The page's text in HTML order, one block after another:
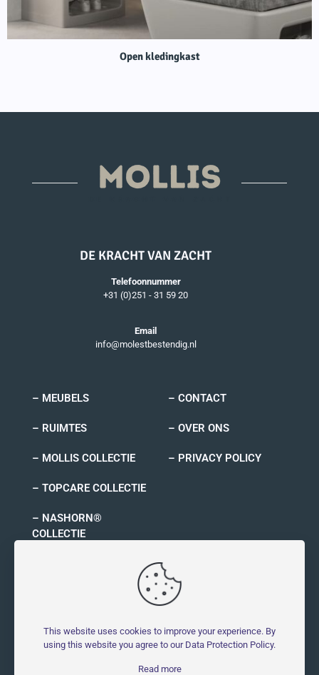
Open kledingkast
DE KRACHT VAN ZACHT
Telefoonnummer
+31 (0)251 - 31 59 20
Email
info@molestbestendig.nl
– MEUBELS
– RUIMTES
– MOLLIS COLLECTIE
– TOPCARE COLLECTIE
– NASHORN®
COLLECTIE
– CONTACT
– OVER ONS
– PRIVACY POLICY
© 2026 MOLLIS - Molestbestendig | All Rights Reserved |
This website uses cookies to improve your experience. By
using this website you agree to our Data Protection Policy.
Read more